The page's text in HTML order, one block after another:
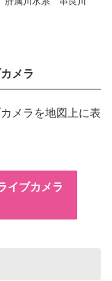
メラ
メラを地図上に表
イブカメラ